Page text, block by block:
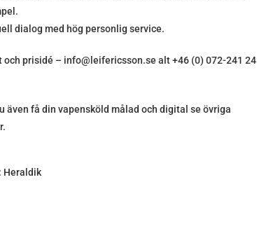
dialog med hög personlig service.
och prisidé – info@leifericsson.se alt +46 (0) 072-241 24
även få din vapensköld målad och digital se övriga
Heraldik